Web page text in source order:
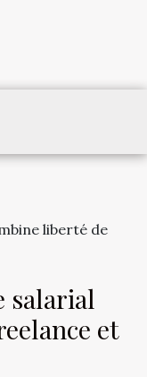
liberté de
salarial
et